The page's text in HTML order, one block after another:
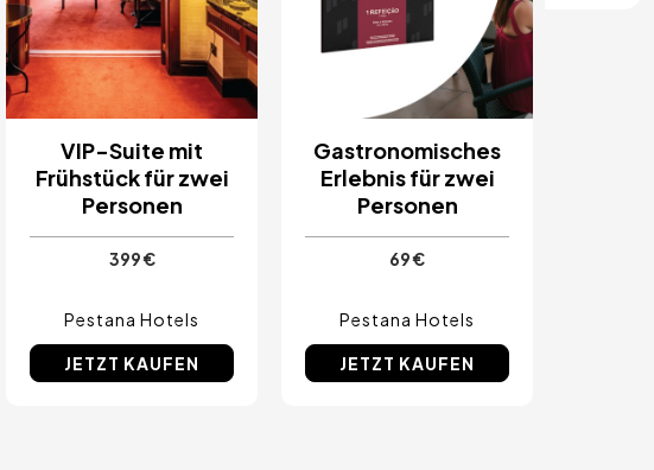
VIP-Suite mit
Frühstück für zwei
Personen
399 €
Pestana Hotels
JETZT KAUFEN
Gastronomisches
Erlebnis für zwei
Personen
69 €
Pestana Hotels
JETZT KAUFEN